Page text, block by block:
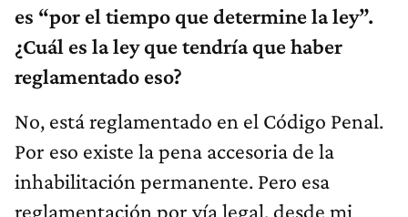
es “por el tiempo que determine la ley”.
¿Cuál es la ley que tendría que haber
reglamentado eso?
No, está reglamentado en el Código Penal.
Por eso existe la pena accesoria de la
inhabilitación permanente. Pero esa
reglamentación por vía legal, desde mi